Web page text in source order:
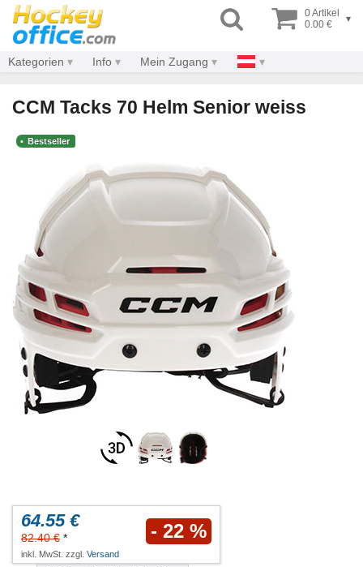
0 Artikel
0.00 €
▾
Kategorien Info Mein Zugang
CCM Tacks 70 Helm Senior weiss
Bestseller
64.55 €
82.40 € * - 22 %
inkl. MwSt. zzgl. Versand